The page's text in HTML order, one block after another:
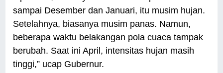
sampai Desember dan Januari, itu musim hujan.
Setelahnya, biasanya musim panas. Namun,
beberapa waktu belakangan pola cuaca tampak
berubah. Saat ini April, intensitas hujan masih
tinggi,” ucap Gubernur.